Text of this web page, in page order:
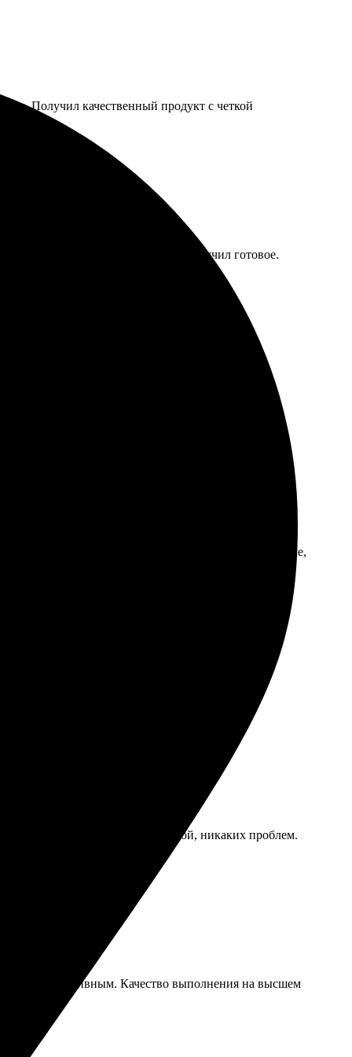
Получил качественный продукт с четкой
выбрал размер, через пару дней получил готовое.
этапы хорошо прописаны. Качество печати и
забрала. Результат превзошёл ожидания. Цвета яркие,
Доставка была своевременной, никаких проблем.
и интуитивным. Качество выполнения на высшем